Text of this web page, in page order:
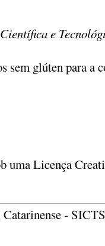
e
glúten para a
umaLicença
-